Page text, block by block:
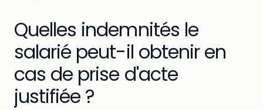
Quelles indemnités le
salarié peut-il obtenir en
cas de prise d'acte
justifiée ?